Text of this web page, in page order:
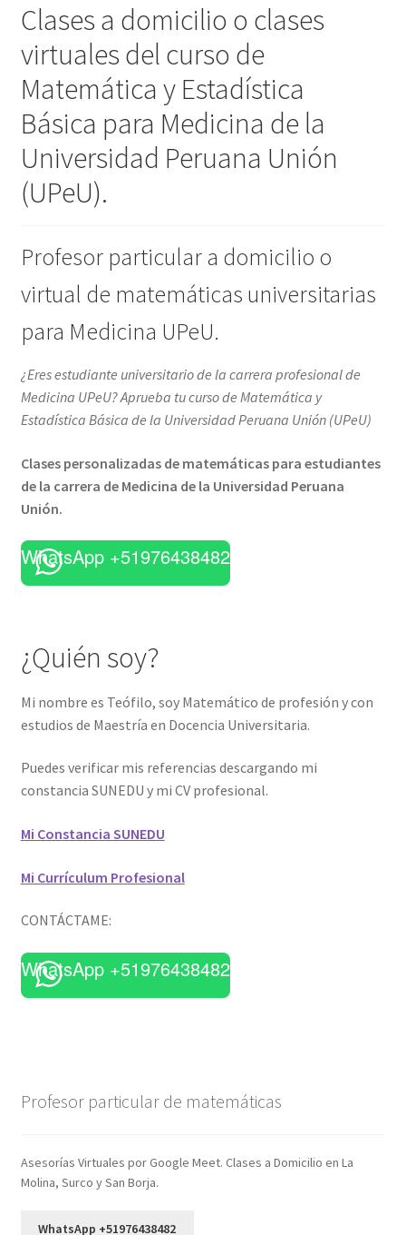
Clases a domicilio o clases
virtuales del curso de
Matemática y Estadística
Básica para Medicina de la
Universidad Peruana Unión
(UPeU).
Profesor particular a domicilio o
virtual de matemáticas universitarias
para Medicina UPeU.
¿Eres estudiante universitario de la carrera profesional de
Medicina UPeU? Aprueba tu curso de Matemática y
Estadística Básica de la Universidad Peruana Unión (UPeU)
Clases personalizadas de matemáticas para estudiantes
de la carrera de Medicina de la Universidad Peruana
Unión.
WhatsApp +51976438482
¿Quién soy?
Mi nombre es Teófilo, soy Matemático de profesión y con
estudios de Maestría en Docencia Universitaria.
Puedes verificar mis referencias descargando mi
constancia SUNEDU y mi CV profesional.
Mi Constancia SUNEDU
Mi Currículum Profesional
CONTÁCTAME:
WhatsApp +51976438482
Profesor particular de matemáticas
Asesorías Virtuales por Google Meet. Clases a Domicilio en La
Molina, Surco y San Borja.
WhatsApp +51976438482